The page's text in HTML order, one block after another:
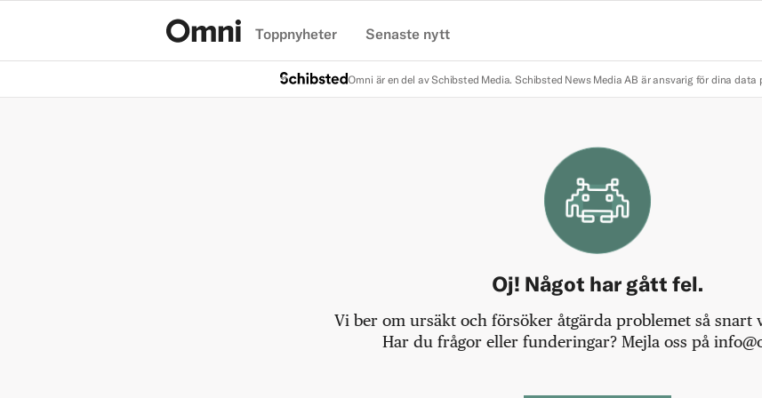
Toppnyheter Senaste nytt
Omni är en del av Schibsted Media. Schibsted News Media AB är ansvarig för dina data
Oj! Något har gått fel.
Vi ber om ursäkt och försöker åtgärda problemet så snart
Har du frågor eller funderingar? Mejla oss på